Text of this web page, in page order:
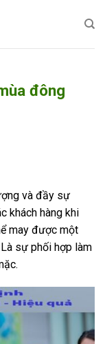
đông
và đầy sự
khách hàng khi
may được một
sự phối hợp làm